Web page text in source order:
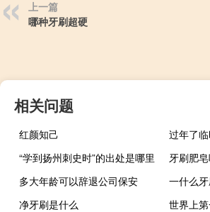
上一篇
哪种牙刷超硬
相关问题
红颜知己
过年了
“学到扬州刺史时”的出处是哪里
牙刷肥
多大年龄可以辞退公司保安
一什么
净牙刷是什么
世界上